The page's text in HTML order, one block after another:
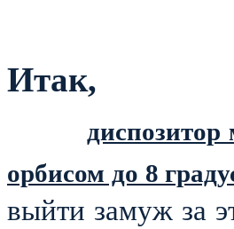
Итак,
диспозитор
орбисом до 8
выйти замуж за